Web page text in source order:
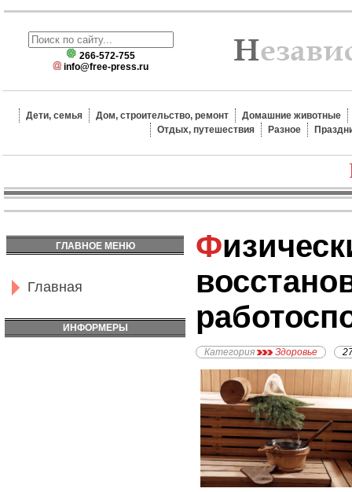
266-572-755
info@free-press.ru
Дети, семья Дом, строительство, ремонт
Домашние животные
Отдых, путешествия
Разное
ГЛАВНОЕ МЕНЮ
Главная
ИНФОРМЕРЫ
Физические средства
Категория Здоровье